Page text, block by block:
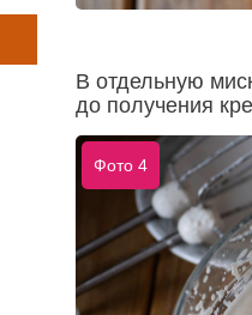
В отдельную
до получения
Фото 4